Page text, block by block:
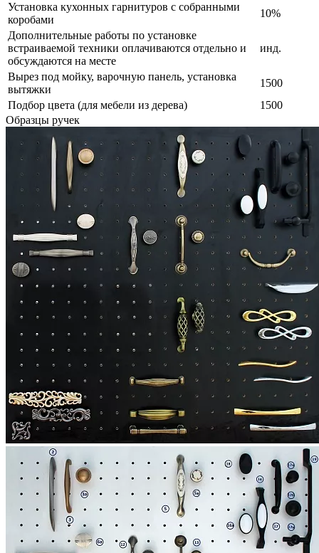
Установка кухонных гарнитуров с собранными
коробами
10%
Дополнительные работы по установке
встраиваемой техники оплачиваются отдельно и
обсуждаются на месте
инд.
Вырез под мойку, варочную панель, установка
вытяжки
1500
Подбор цвета (для мебели из дерева)
1500
Образцы ручек